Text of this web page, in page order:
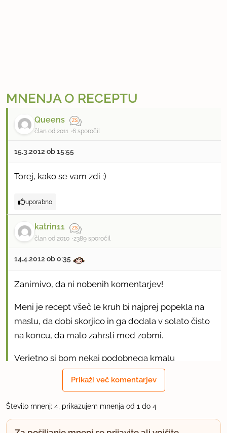
MNENJA O RECEPTU
Queens
član od 2011 6 sporočil
15.3.2012 ob 15:55
Torej, kako se vam zdi :)
uporabno
katrin11
član od 2010 2389 sporočil
14.4.2012 ob 0:35
Zanimivo, da ni nobenih komentarjev!
Meni je recept všeč le kruh bi najprej popekla na
maslu, da dobi skorjico in ga dodala v solato čisto
na koncu, da malo zahrsti med zobmi.
Verjetno si bom nekaj podobnega kmalu
privoščila, le solata mi mora zrasti.
Queens
Prikaži več komentarjev
Število mnenj: 4, prikazujem mnenja od 1 do 4